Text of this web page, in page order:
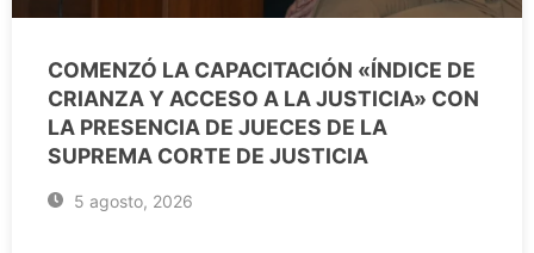
COMENZÓ LA CAPACITACIÓN «ÍNDICE DE
CRIANZA Y ACCESO A LA JUSTICIA» CON
LA PRESENCIA DE JUECES DE LA
SUPREMA CORTE DE JUSTICIA
5 agosto, 2026